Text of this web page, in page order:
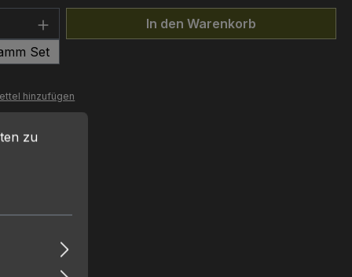
Anzahl: Gib den gewünschten Wert
Set
In den Warenkorb
hinzufügen
zu können.
Mehr Informationen ...
zu